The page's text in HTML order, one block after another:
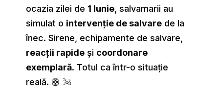
ocazia zilei de 1 Iunie, salvamarii au
simulat o intervenție de salvarede la
înec. Sirene, echipamente de salvare,
reacții rapideși coordonare
exemplară. Totul ca într-o situație
reală. 🛟 🌬